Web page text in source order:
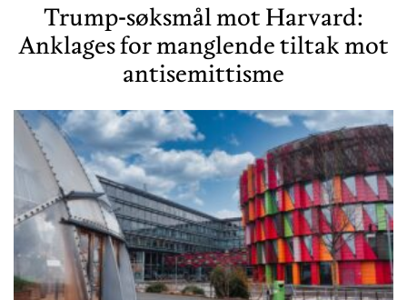
Trump-søksmål mot Harvard:
Anklages for manglende tiltak mot
antisemittisme